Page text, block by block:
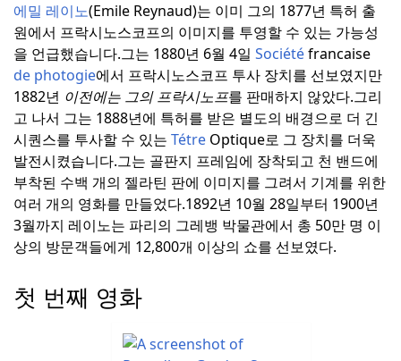
에밀 레이노(Emile Reynaud)는 이미 그의 1877년 특허 출
원에서 프락시노스코프의 이미지를 투영할 수 있는 가능성
을 언급했습니다.그는 1880년 6월 4일 Sociétéfrancaise
de photogie에서 프락시노스코프 투사 장치를 선보였지만
1882년 이전에는 그의 프락시노프를 판매하지 않았다.그리
고 나서 그는 1888년에 특허를 받은 별도의 배경으로 더 긴
시퀀스를 투사할 수 있는 Tétre Optique로 그 장치를 더욱
발전시켰습니다.그는 골판지 프레임에 장착되고 천 밴드에
부착된 수백 개의 젤라틴 판에 이미지를 그려서 기계를 위한
여러 개의 영화를 만들었다.1892년 10월 28일부터 1900년
3월까지 레이노는 파리의 그레뱅 박물관에서 총 50만 명 이
상의 방문객들에게 12,800개 이상의 쇼를 선보였다.
첫 번째 영화